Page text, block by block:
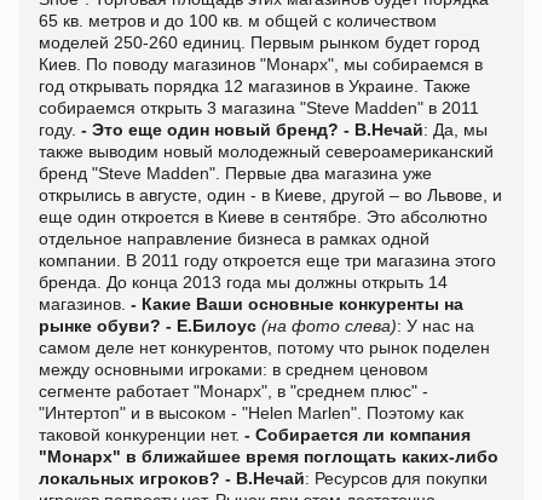
65 кв. метров и до 100 кв. м общей с количеством
моделей 250-260 единиц. Первым рынком будет город
Киев. По поводу магазинов "Монарх", мы собираемся в
год открывать порядка 12 магазинов в Украине. Также
собираемся открыть 3 магазина "Steve Madden" в 2011
году. - Это еще один новый бренд? - В.Нечай: Да, мы
также выводим новый молодежный североамериканский
бренд "Steve Madden". Первые два магазина уже
открылись в августе, один - в Киеве, другой – во Львове, и
еще один откроется в Киеве в сентябре. Это абсолютно
отдельное направление бизнеса в рамках одной
компании. В 2011 году откроется еще три магазина этого
бренда. До конца 2013 года мы должны открыть 14
магазинов. - Какие Ваши основные конкуренты на
рынке обуви? - Е.Билоус (на фото слева): У нас на
самом деле нет конкурентов, потому что рынок поделен
между основными игроками: в среднем ценовом
сегменте работает "Монарх", в "среднем плюс" -
"Интертоп" и в высоком - "Helen Marlen". Поэтому как
таковой конкуренции нет. - Собирается ли компания
"Монарх" в ближайшее время поглощать каких-либо
локальных игроков? - В.Нечай: Ресурсов для покупки